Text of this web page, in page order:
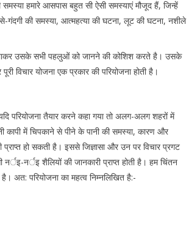
हमारे आसपास बहुत सी ऐसी समस्याएं मौजूद हैं, जिन्हें
की समस्या, आत्महत्या की घटना, लूट की घटना, नशीले
उसके सभी पहलुओं को जानने की कोशिश करते है। उसके
विचार योजना एक प्रकार की परियोजना होती है।
परियोजना तैयार करने कहा गया तो अलग-अलग शहरों में
कापी में चिपकाने से पीने के पानी की समस्या, कारण और
हो सकती है। इससे जिज्ञासा और उन पर विचार प्रगट
नर्इ शैलियों की जानकारी प्राप्त होती है। हम चिंतन
अत: परियोजना का महत्व निम्नलिखित है:-